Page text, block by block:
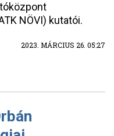
NÖVI) kutatói.
2023. MÁRCIUS 26. 05:27